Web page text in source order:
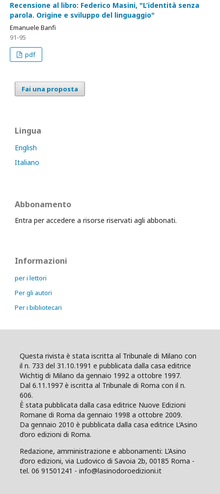
Recensione al libro: Federico Masini, "L’identità senza
parola. Origine e sviluppo del linguaggio"
Emanuele Banfi
91-95
pdf
Fai una proposta
Lingua
English
Italiano
Abbonamento
Entra per accedere a risorse riservati agli abbonati.
Informazioni
per i lettori
Per gli autori
Per i bibliotecari
Questa rivista è stata iscritta al Tribunale di Milano con
il n. 733 del 31.10.1991 e pubblicata dalla casa editrice
Wichtig di Milano da gennaio 1992 a ottobre 1997.
Dal 6.11.1997 è iscritta al Tribunale di Roma con il n.
606.
È stata pubblicata dalla casa editrice Nuove Edizioni
Romane di Roma da gennaio 1998 a ottobre 2009.
Da gennaio 2010 è pubblicata dalla casa editrice L’Asino
d’oro edizioni di Roma.
Redazione, amministrazione e abbonamenti: L’Asino
d’oro edizioni, via Ludovico di Savoia 2b, 00185 Roma -
tel. 06 91501241 - info@lasinodoroedizioni.it